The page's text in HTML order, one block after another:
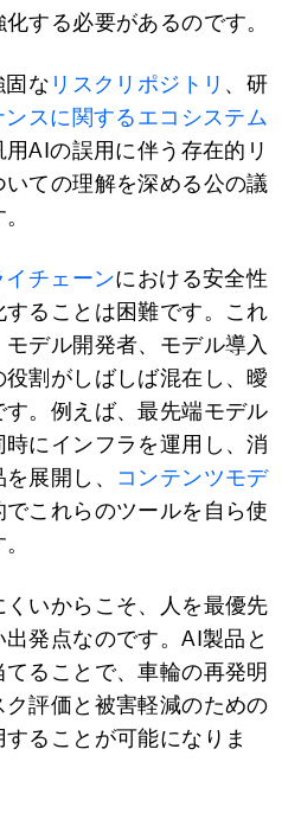
する必要があるのです。
固な リスクリポジトリ 、研
スに関するエコシステム
AIの誤用に伴う存在的リ
ての理解を深める公の議
チェーンにおける安全性
ることは困難です。これ
デル開発者、モデル導入
割がしばしば混在し、曖
。例えば、最先端モデル
にインフラを運用し、消
展開し、 コンテンツモデ
でこれらのツールを自ら使
いからこそ、人を最優先
発点なのです。AI製品と
ることで、車輪の再発明
評価と被害軽減のための
ることが可能になりま